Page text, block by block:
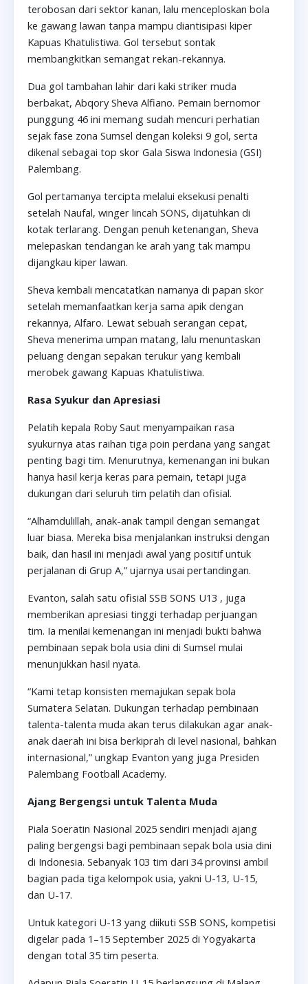
terobosan dari sektor kanan, lalu menceploskan bola
ke gawang lawan tanpa mampu diantisipasi kiper
Kapuas Khatulistiwa. Gol tersebut sontak
membangkitkan semangat rekan-rekannya.
Dua gol tambahan lahir dari kaki striker muda
berbakat, Abqory Sheva Alfiano. Pemain bernomor
punggung 46 ini memang sudah mencuri perhatian
sejak fase zona Sumsel dengan koleksi 9 gol, serta
dikenal sebagai top skor Gala Siswa Indonesia (GSI)
Palembang.
Gol pertamanya tercipta melalui eksekusi penalti
setelah Naufal, winger lincah SONS, dijatuhkan di
kotak terlarang. Dengan penuh ketenangan, Sheva
melepaskan tendangan ke arah yang tak mampu
dijangkau kiper lawan.
Sheva kembali mencatatkan namanya di papan skor
setelah memanfaatkan kerja sama apik dengan
rekannya, Alfaro. Lewat sebuah serangan cepat,
Sheva menerima umpan matang, lalu menuntaskan
peluang dengan sepakan terukur yang kembali
merobek gawang Kapuas Khatulistiwa.
Rasa Syukur dan Apresiasi
Pelatih kepala Roby Saut menyampaikan rasa
syukurnya atas raihan tiga poin perdana yang sangat
penting bagi tim. Menurutnya, kemenangan ini bukan
hanya hasil kerja keras para pemain, tetapi juga
dukungan dari seluruh tim pelatih dan ofisial.
“Alhamdulillah, anak-anak tampil dengan semangat
luar biasa. Mereka bisa menjalankan instruksi dengan
baik, dan hasil ini menjadi awal yang positif untuk
perjalanan di Grup A,” ujarnya usai pertandingan.
Evanton, salah satu ofisial SSB SONS U13 , juga
memberikan apresiasi tinggi terhadap perjuangan
tim. Ia menilai kemenangan ini menjadi bukti bahwa
pembinaan sepak bola usia dini di Sumsel mulai
menunjukkan hasil nyata.
“Kami tetap konsisten memajukan sepak bola
Sumatera Selatan. Dukungan terhadap pembinaan
talenta-talenta muda akan terus dilakukan agar anak-
anak daerah ini bisa berkiprah di level nasional, bahkan
internasional,” ungkap Evanton yang juga Presiden
Palembang Football Academy.
Ajang Bergengsi untuk Talenta Muda
Piala Soeratin Nasional 2025 sendiri menjadi ajang
paling bergengsi bagi pembinaan sepak bola usia dini
di Indonesia. Sebanyak 103 tim dari 34 provinsi ambil
bagian pada tiga kelompok usia, yakni U-13, U-15,
dan U-17.
Untuk kategori U-13 yang diikuti SSB SONS, kompetisi
digelar pada 1–15 September 2025 di Yogyakarta
dengan total 35 tim peserta.